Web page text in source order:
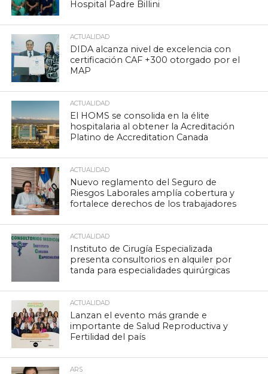
Hospital Padre Billini
ACTUALIDAD
DIDA alcanza nivel de excelencia con
certificación CAF +300 otorgado por el
MAP
ACTUALIDAD
El HOMS se consolida en la élite
hospitalaria al obtener la Acreditación
Platino de Accreditation Canada
ACTUALIDAD
Nuevo reglamento del Seguro de
Riesgos Laborales amplía cobertura y
fortalece derechos de los trabajadores
ACTUALIDAD
Instituto de Cirugía Especializada
presenta consultorios en alquiler por
tanda para especialidades quirúrgicas
ACTUALIDAD
Lanzan el evento más grande e
importante de Salud Reproductiva y
Fertilidad del país
ARS